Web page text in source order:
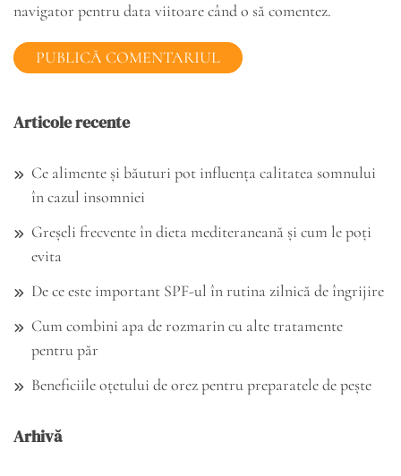
navigator pentru data viitoare când o să comentez.
Articole recente
Ce alimente și băuturi pot influența calitatea somnului
în cazul insomniei
Greșeli frecvente în dieta mediteraneană și cum le poți
evita
De ce este important SPF-ul în rutina zilnică de îngrijire
Cum combini apa de rozmarin cu alte tratamente
pentru păr
Beneficiile oțetului de orez pentru preparatele de pește
Arhivă